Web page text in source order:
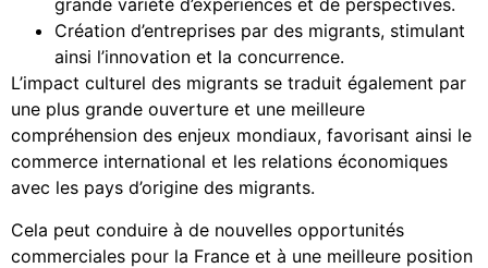
grande variété d’expériences et de perspectives.
Création d’entreprises par des migrants, stimulant
ainsi l’innovation et la concurrence.
L’impact culturel des migrants se traduit également par
une plus grande ouverture et une meilleure
compréhension des enjeux mondiaux, favorisant ainsi le
commerce international et les relations économiques
avec les pays d’origine des migrants.
Cela peut conduire à de nouvelles opportunités
commerciales pour la France et à une meilleure position